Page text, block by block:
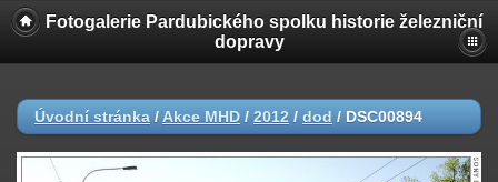
Fotogalerie Pardubického spolku historie železniční
dopravy
Úvodní stránka / Akce MHD / 2012 / dod / DSC00894